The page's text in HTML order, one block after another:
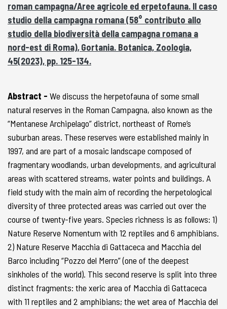
roman campagna/Aree agricole ed erpetofauna. Il caso
studio della campagna romana (58° contributo allo
studio della biodiversità della campagna romana a
nord-est di Roma),Gortania. Botanica, Zoologia,
45(2023), pp. 125-134.
Abstract - We discuss the herpetofauna of some small
natural reserves in the Roman Campagna, also known as the
“Mentanese Archipelago” district, northeast of Rome’s
suburban areas. These reserves were established mainly in
1997, and are part of a mosaic landscape composed of
fragmentary woodlands, urban developments, and agricultural
areas with scattered streams, water points and buildings. A
field study with the main aim of recording the herpetological
diversity of three protected areas was carried out over the
course of twenty-five years. Species richness is as follows: 1)
Nature Reserve Nomentum with 12 reptiles and 6 amphibians.
2) Nature Reserve Macchia di Gattaceca and Macchia del
Barco including “Pozzo del Merro” (one of the deepest
sinkholes of the world). This second reserve is split into three
distinct fragments: the xeric area of Macchia di Gattaceca
with 11 reptiles and 2 amphibians; the wet area of Macchia del